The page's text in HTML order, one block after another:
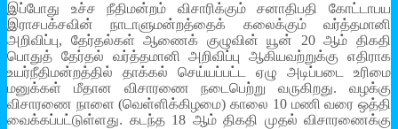
இப்போது உச்ச நீதிமன்றம் விசாரிக்கும் சனாதிபதி கோட்டாபய
இராசபக்சவின் நாடாளுமன்றத்தைக் கலைக்கும் வர்த்தமானி
அறிவிப்பு, தேர்தல்கள் ஆணைக் குழுவின் யூன் 20 ஆம் திகதி
பொதுத் தேர்தல் வர்த்தமானி அறிவிப்பு ஆகியவற்றுக்கு எதிராக
உயர்நீதிமன்றத்தில் தாக்கல் செய்யப்பட்ட ஏழு அடிப்படை உரிமை
மனுக்கள் மீதான விசாரணை நடைபெற்று வருகிறது. வழக்கு
விசாரணை நாளை (வெள்ளிக்கிழமை) காலை 10 மணி வரை ஒத்தி
வைக்கப்பட்டுள்ளது. கடந்த 18 ஆம் திகதி முதல் விசாரணைக்கு